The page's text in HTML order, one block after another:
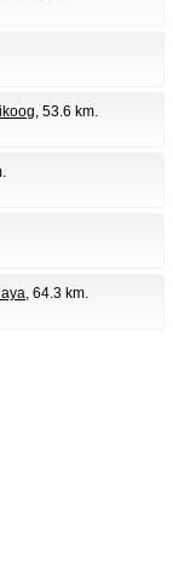
, 53.6 km.
, 64.3 km.